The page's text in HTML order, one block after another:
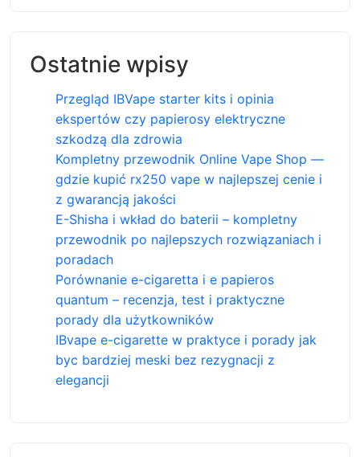
Ostatnie wpisy
Przegląd IBVape starter kits i opinia
ekspertów czy papierosy elektryczne
szkodzą dla zdrowia
Kompletny przewodnik Online Vape Shop —
gdzie kupić rx250 vape w najlepszej cenie i
z gwarancją jakości
E-Shisha i wkład do baterii – kompletny
przewodnik po najlepszych rozwiązaniach i
poradach
Porównanie e-cigaretta i e papieros
quantum – recenzja, test i praktyczne
porady dla użytkowników
IBvape e-cigarette w praktyce i porady jak
byc bardziej meski bez rezygnacji z
elegancji